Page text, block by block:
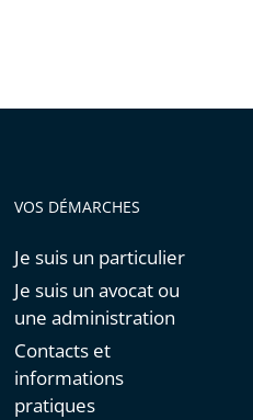
VOS DÉMARCHES
Je suis un particulier
Je suis un avocat ou
une administration
Contacts et
informations
pratiques